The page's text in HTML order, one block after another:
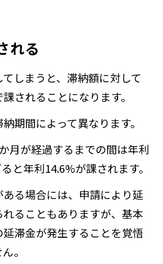
れる
しまうと、滞納額に対して
されることになります。
期間によって異なります。
月が経過するまでの間は年利
と年利14.6%が課されます。
る場合には、申請により延
ることもありますが、基本
滞金が発生することを覚悟
。